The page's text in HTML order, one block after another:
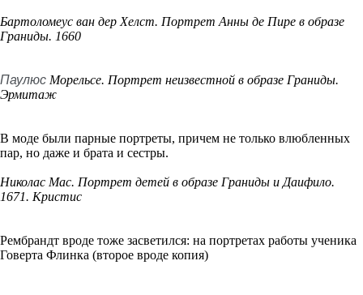
Бартоломеус ван дер Хелст. Портрет Анны де Пире в образе
Граниды. 1660
Паулюс Морельсе. Портрет неизвестной в образе Граниды.
Эрмитаж
В моде были парные портреты, причем не только влюбленных
пар, но даже и брата и сестры.
Николас Мас. Портрет детей в образе Граниды и Даифило.
1671. Кристис
Рембрандт вроде тоже засветился: на портретах работы ученика
Говерта Флинка (второе вроде копия)